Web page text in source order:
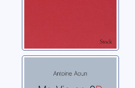
désir, discipline,